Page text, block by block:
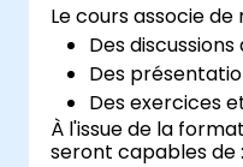
Le cours associe
Des
Des
Des exercices
À l'issue de la
seront capables de :